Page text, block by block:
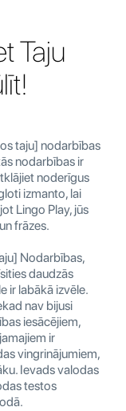
Taju
taju] nodarbības
nodarbības ir
noderīgus
izmanto, lai
Lingo Play, jūs
frāzes.
Nodarbības,
daudzās
ir labākā izvēle.
nav bijusi
iesācējiem,
ir
vingrinājumiem,
Ievads valodas
testos